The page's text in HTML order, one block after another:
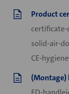
Product
solid-air-
CE-
(Montage)